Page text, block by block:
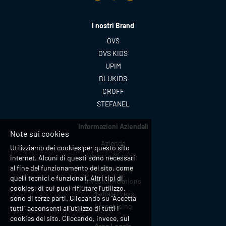
I nostri Brand
OVS
OVS KIDS
UPIM
BLUKIDS
CROFF
STEFANEL
Informazioni Aziendali
Azienda
Valori e Mission
Sostenibilità
Investor Relations
Media e Press
Franchising
Note sui cookies
Utilizziamo dei cookies per questo sito
internet. Alcuni di questi sono necessari
al fine del funzionamento del sito, come
quelli tecnici e funzionali. Altri tipi di
cookies, di cui puoi rifiutare l’utilizzo,
sono di terze parti. Cliccando su “Accetta
tutti” acconsenti all’utilizzo di tutti i
cookies del sito. Cliccando, invece, sul